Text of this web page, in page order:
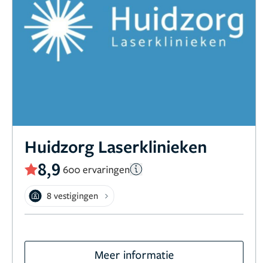
Huidzorg Laserklinieken
8,9 600 ervaringen
8 vestigingen
Meer informatie